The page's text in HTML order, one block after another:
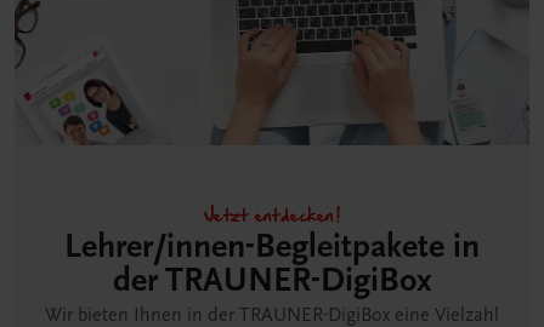
Jetzt entdecken!
Lehrer/innen-Begleitpakete in
der TRAUNER-DigiBox
Wir bieten Ihnen in der TRAUNER-DigiBox eine Vielzahl